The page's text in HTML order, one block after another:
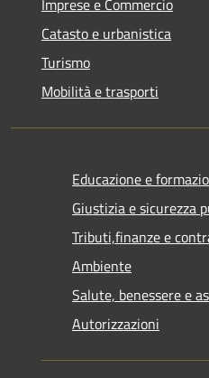
Imprese e Commercio
Catasto e urbanistica
Turismo
Mobilità e trasporti
Educazione e
Giustizia e sicurezza
Tributi,finanze e
Ambiente
Salute, benessere e
Autorizzazioni